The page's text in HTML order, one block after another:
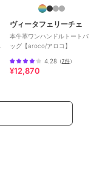
ヴィータフェリーチェ
本牛革ワンハンドルトートバ
ッグ【aroco/アロコ】
4.28（7件）
¥12,870